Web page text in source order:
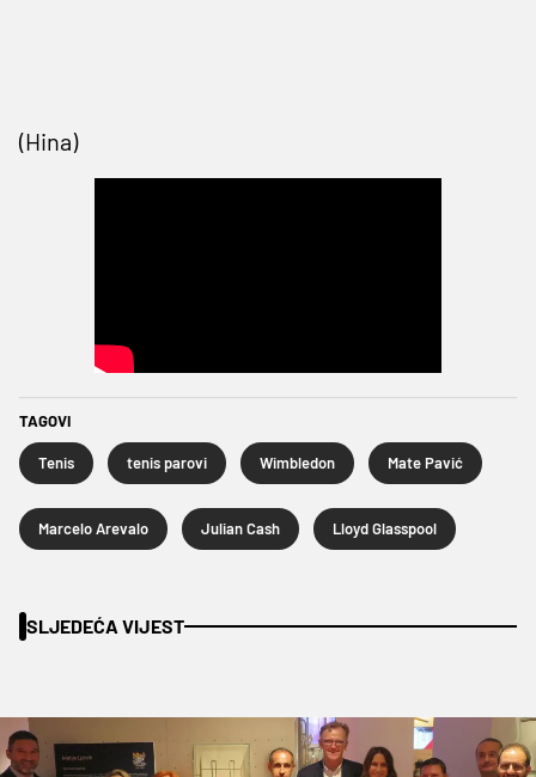
(Hina)
TAGOVI
Tenis tenis parovi Wimbledon Mate Pavić
Marcelo Arevalo Julian Cash Lloyd Glasspool
SLJEDEĆA VIJEST